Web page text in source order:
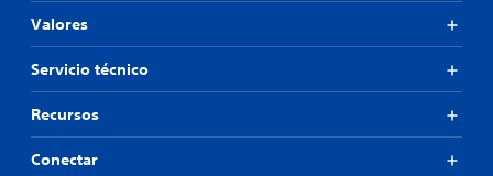
Valores
Servicio técnico
Recursos
Conectar